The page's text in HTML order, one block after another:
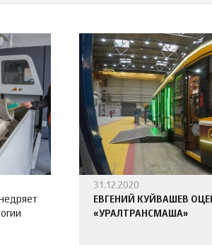
31.12.2020
ЕВГЕНИЙ КУЙВАШЕВ
«УРАЛТРАНСМАША»